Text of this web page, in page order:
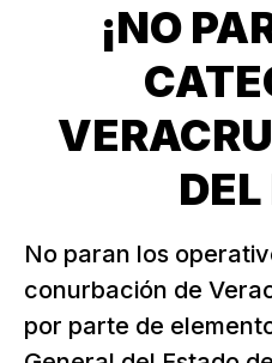
¡NO
No paran los
conurbación de
por parte de